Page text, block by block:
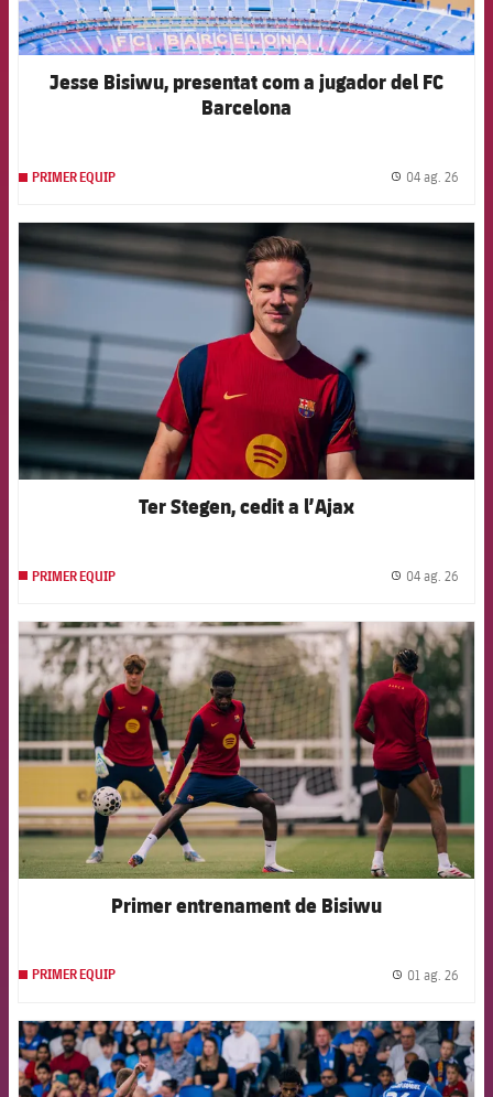
Jesse Bisiwu, presentat com a jugador del FC
Barcelona
PRIMER EQUIP 04 ag. 26
FCB Barcelona badge
Ter Stegen, cedit a l’Ajax
PRIMER EQUIP 04 ag. 26
FCB Barcelona badge
Primer entrenament de Bisiwu
PRIMER EQUIP 01 ag. 26
FCB Barcelona badge